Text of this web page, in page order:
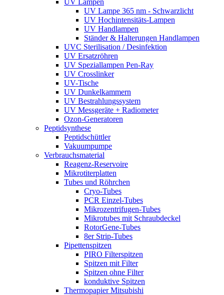
UV Lampen
UV Lampe 365 nm - Schwarzlicht
UV Hochintensitäts-Lampen
UV Handlampen
Ständer & Halterungen Handlampen
UVC Sterilisation / Desinfektion
UV Ersatzröhren
UV Speziallampen Pen-Ray
UV Crosslinker
UV-Tische
UV Dunkelkammern
UV Bestrahlungssystem
UV Messgeräte + Radiometer
Ozon-Generatoren
Peptidsynthese
Peptidschüttler
Vakuumpumpe
Verbrauchsmaterial
Reagenz-Reservoire
Mikrotiterplatten
Tubes und Röhrchen
Cryo-Tubes
PCR Einzel-Tubes
Mikrozentrifugen-Tubes
Mikrotubes mit Schraubdeckel
RotorGene-Tubes
8er Strip-Tubes
Pipettenspitzen
PIRO Filterspitzen
Spitzen mit Filter
Spitzen ohne Filter
konduktive Spitzen
Thermopapier Mitsubishi